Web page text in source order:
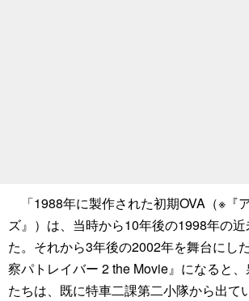
「1988年に製作された初期OVA（※『
ズ』）は、当時から10年後の1998年の
た。それから3年後の2002年を舞台にし
察パトレイバー 2 the Movie』になると
たちは、既に特車二課第二小隊から出て